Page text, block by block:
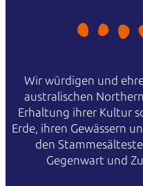
Wir würdigen und
australischen
Erhaltung ihrer Kultur
Erde, ihren Gewässern
den
Gegenwart und